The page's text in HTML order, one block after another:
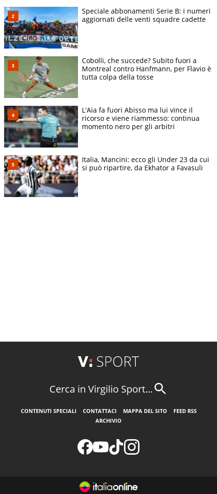
Speciale abbonamenti Serie B: i numeri
aggiornati delle venti squadre cadette
Cobolli, che succede? Subito fuori a
Montreal contro Hanfmann, per Flavio è
tutta colpa della tosse
L'Aia fa fuori Abisso ma lui vince il
ricorso e viene riammesso: continua
momento nero per gli arbitri
Italia, Mancini: ecco gli Under 23 da cui
si può ripartire, da Ekhator a Favasuli
Cerca in Virgilio Sport...
CONTENUTI SPECIALI CONTATTACI MAPPA DEL SITO
FEED RSS
ARCHIVIO